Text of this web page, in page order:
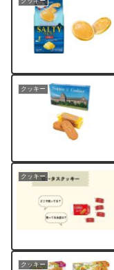
クッキー
クッキー
クッキー